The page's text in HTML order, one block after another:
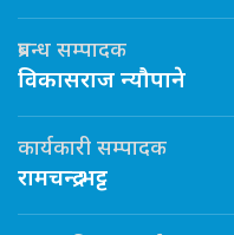
प्रबन्ध सम्पादक
विकासराज न्यौपाने
कार्यकारी सम्पादक
रामचन्द्र भट्ट